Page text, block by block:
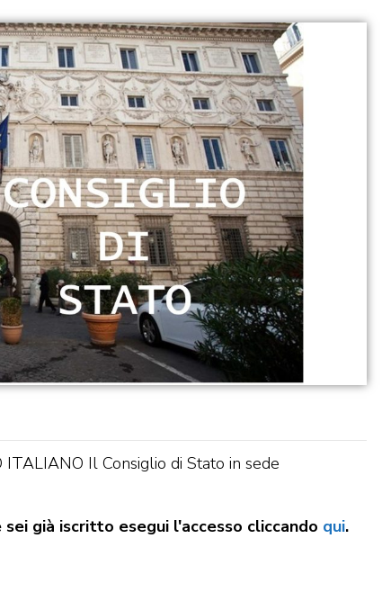
Il Consiglio di Stato in sede
già iscritto esegui l'accesso cliccando qui.